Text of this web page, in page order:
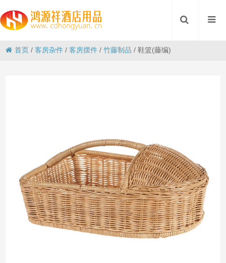
首页 /客房杂件 /客房摆件 /竹藤制品 /鞋篮(藤编)